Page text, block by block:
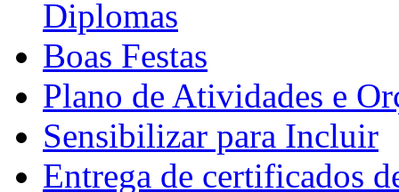
Diplomas
Boas Festas
Plano de Atividades e
Sensibilizar para Incluir
Entrega de certificados